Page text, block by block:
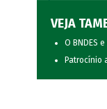
VEJA
O BNDES
Patrocínio